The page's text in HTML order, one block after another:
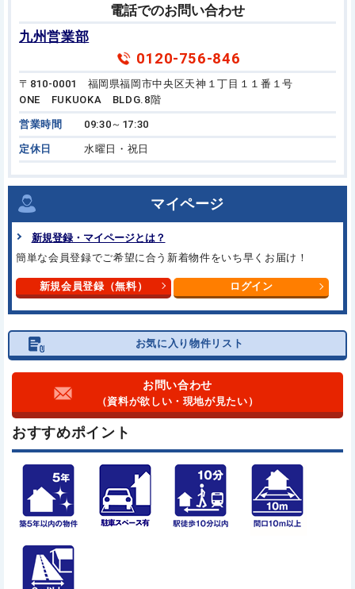
電話でのお問い合わせ
九州営業部
0120-756-846
〒810-0001 福岡県福岡市中央区天神１丁目１１番１号
ONE FUKUOKA BLDG.8階
営業時間 09:30～17:30
定休日 水曜日・祝日
マイページ
新規登録・マイページとは？
簡単な会員登録でご希望に合う新着物件をいち早くお届け！
新規会員登録（無料） ログイン
お気に入り物件リスト
お問い合わせ
（資料が欲しい・現地が見たい）
おすすめポイント